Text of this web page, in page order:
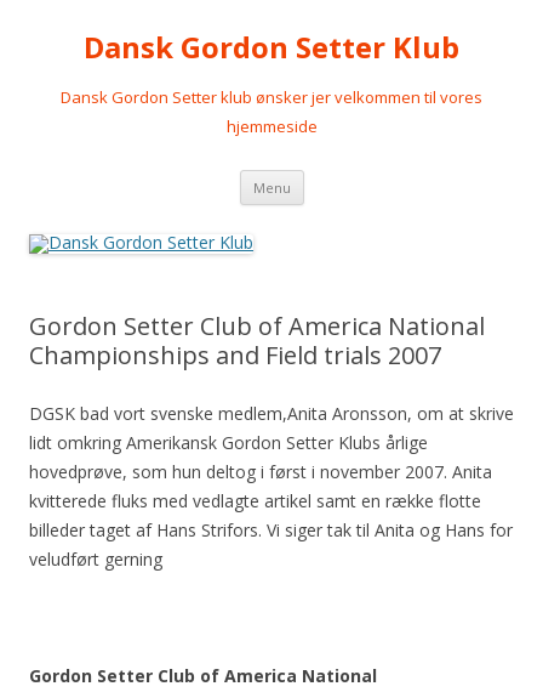
Dansk Gordon Setter Klub
Dansk Gordon Setter klub ønsker jer velkommen til vores
hjemmeside
Menu Videre
indhold
Gordon Setter Club of America National
Championships and Field trials 2007
DGSK bad vort svenske medlem,Anita Aronsson, om at skrive
lidt omkring Amerikansk Gordon Setter Klubs årlige
hovedprøve, som hun deltog i først i november 2007. Anita
kvitterede fluks med vedlagte artikel samt en række flotte
billeder taget af Hans Strifors. Vi siger tak til Anita og Hans for
veludført gerning
Gordon Setter Club of America National